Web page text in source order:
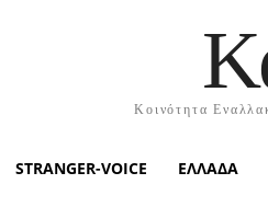
Κοινότητα
STRANGER-VOICE ΕΛΛΑΔΑ